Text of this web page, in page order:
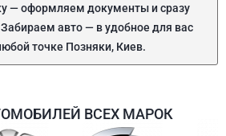
— оформляем документы и сразу
авто — в удобное для вас
точке Позняки, Киев.
ВСЕХ МАРОК